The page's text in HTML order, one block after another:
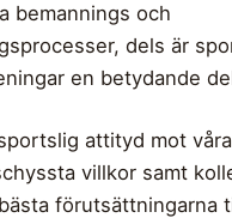
bemannings och
dels är
en betydande
attityd mot
villkor samt
förutsättningarna